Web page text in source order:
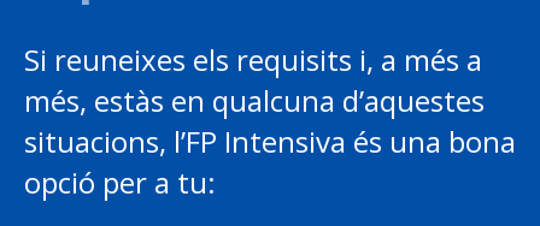
Si reuneixes els requisits i, a més a
més, estàs en qualcuna d’aquestes
situacions, l’FP Intensiva és una bona
opció per a tu: